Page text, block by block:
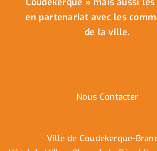
en partenariat avec les
de la ville.
Nous Contacter
Ville de Coudekerque-